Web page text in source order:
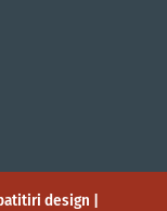
design |